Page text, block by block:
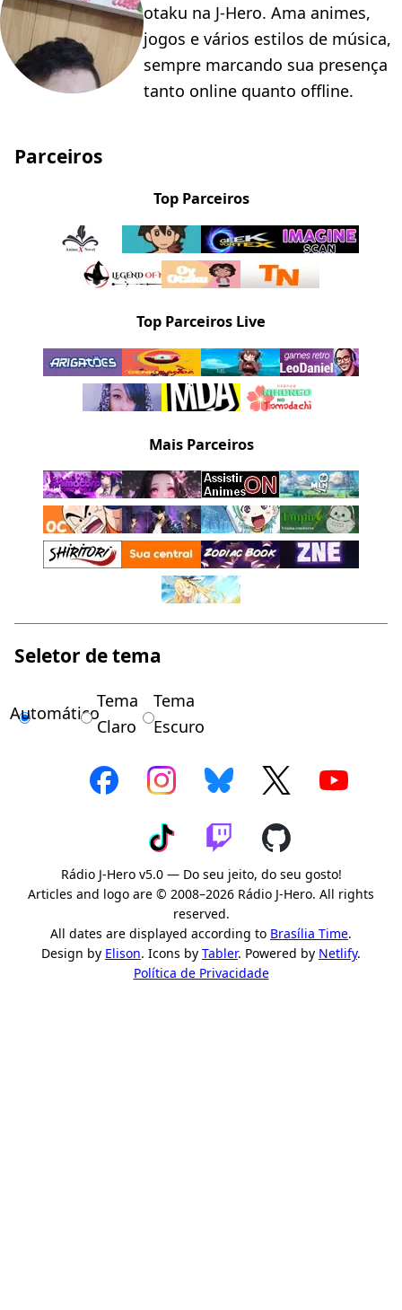
otaku na J-Hero. Ama animes,
jogos e vários estilos de música,
sempre marcando sua presença
tanto online quanto offline.
Parceiros
Top Parceiros
Top Parceiros Live
Mais Parceiros
Seletor de tema
Automático
Tema
Claro
Tema
Escuro
Rádio J-Hero v5.0 — Do seu jeito, do seu gosto!
Articles and logo are © 2008–2026 Rádio J-Hero. All rights
reserved.
All dates are displayed according to Brasília Time.
Design by Elison. Icons by Tabler. Powered by Netlify.
Política de Privacidade